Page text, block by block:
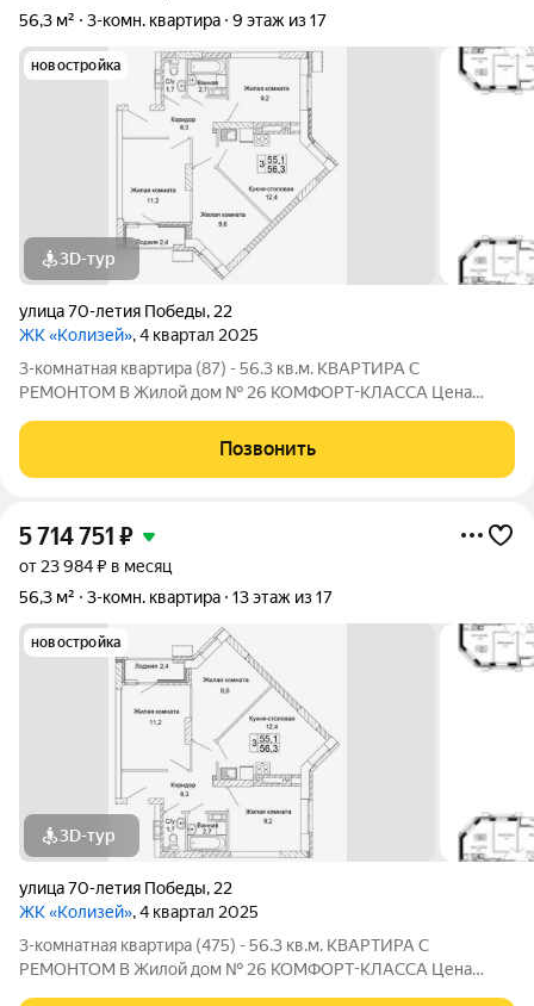
56,3 м²
3-комн. квартира 9 этаж из 17
новостройка
3D-тур
улица 70-летия Победы, 22
ЖК «Колизей», 4 квартал 2025
3-комнатная квартира (87) - 56.3 кв.м. КВАРТИРА С
РЕМОНТОМ В Жилой дом № 26 КОМФОРТ-КЛАССА Цена
эту квартиру с черновой отделкой. Прямая продажа от
Застройщика! ЖК «Колизей» - это центральная
Позвонить
5 714 751 ₽
от 23 984 ₽ в месяц
56,3 м²
3-комн. квартира 13 этаж из 17
новостройка
3D-тур
улица 70-летия Победы, 22
ЖК «Колизей», 4 квартал 2025
3-комнатная квартира (475) - 56.3 кв.м. КВАРТИРА С
РЕМОНТОМ В Жилой дом № 26 КОМФОРТ-КЛАССА Цена